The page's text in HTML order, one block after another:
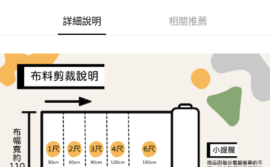
１．簡單：不需註冊會員、不需綁卡、不需儲值。
３．安心：先確認商品／服務後，再付款。
【「AFTEE先享後付」結帳流程】
１．於結帳方式選擇「AFTEE先享後付」後，將跳轉至「AFTEE先享後付」
結帳頁面，進行簡訊認證並確認金額後，即可完成結帳。
２．訂單成立數日內，您將收到繳費通知簡訊。
３．收到繳費通知簡訊後14天內，點擊此簡訊中的連結，可透過四大超商／
ATM／網路銀行／等多元方式進行付款，方視為交易完成。
※ 請注意：結帳手續完成當下不需立刻繳費，但若您需要取消訂單，請聯絡
購買商品的店家。未經商家同意取消之訂單仍視為有效，需透過AFTEE先享
後付繳納相關費用。
全家取貨付款
每筆NT$65，滿NT$1,500(含以上)免運費
每筆NT$65，滿NT$1,500(含以上)免運費
宅配
每筆NT$150，滿NT$1,500(含以上)免運費
詳細說明 相關推薦